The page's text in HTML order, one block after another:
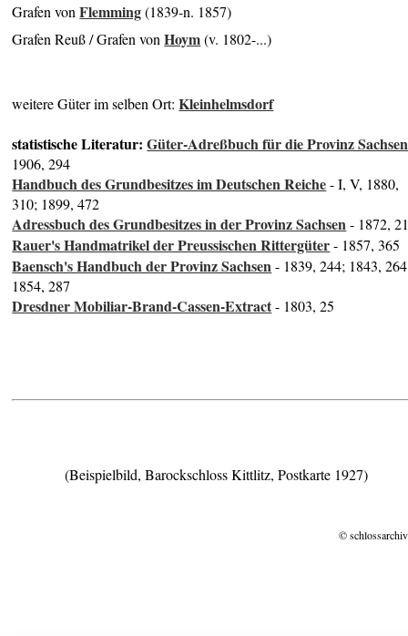
Grafen vonFlemming(1839-n. 1857)
Grafen Reuß / Grafen vonHoym(v. 1802-...)
weitere Güter im selben Ort:Kleinhelmsdorf
statistische Literatur:Güter-Adreßbuch für die Provinz Sachsen
1906, 294
Handbuch des Grundbesitzes im Deutschen Reiche- I, V, 1880,
310; 1899, 472
Adressbuch des Grundbesitzes in der Provinz Sachsen- 1872,
Rauer's Handmatrikel der Preussischen Rittergüter- 1857, 365
Baensch's Handbuch der Provinz Sachsen- 1839, 244; 1843,
1854, 287
Dresdner Mobiliar-Brand-Cassen-Extract- 1803, 25
(Beispielbild, Barockschloss Kittlitz, Postkarte 1927)
©